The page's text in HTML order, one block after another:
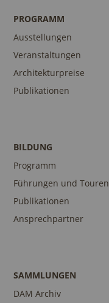
PROGRAMM
Ausstellungen
Veranstaltungen
Architekturpreise
Publikationen
BILDUNG
Programm
Führungen und Touren
Publikationen
Ansprechpartner
SAMMLUNGEN
DAM Archiv